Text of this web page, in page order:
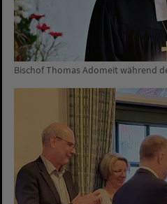
Bischof Thomas Adomeit während